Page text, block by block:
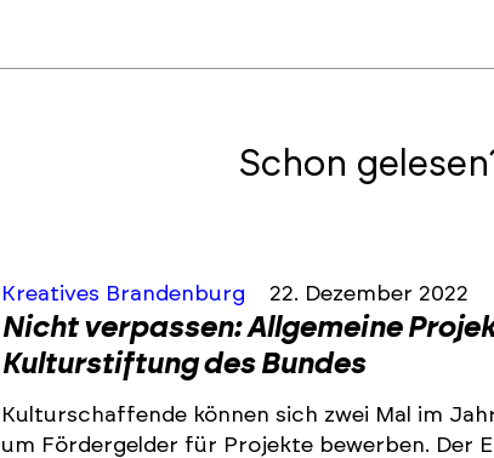
Schon
Kreatives Brandenburg 22. Dezember 2022
Nicht verpassen: Allgemeine
Kulturstiftung des Bundes
Kulturschaffende können sich zwei Mal im
um Fördergelder für Projekte bewerben. Der